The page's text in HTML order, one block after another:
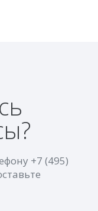
+7 (495)